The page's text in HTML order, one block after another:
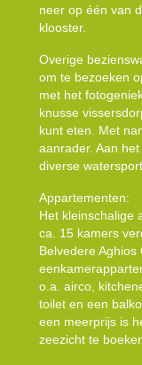
neer op één van
klooster.
Overige
om te bezoeken
met het
knusse
kunt eten. Met
aanrader. Aan
diverse
Appartementen:
Het kleinschalige
ca. 15 kamers
Belvedere
o.a. airco,
toilet en een
een meerprijs is
zeezicht te